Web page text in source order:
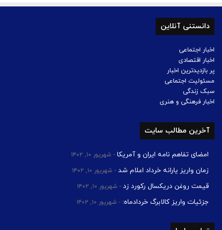
دانستنی آنلاین
اخبار اجتماعی
اخبار اقتصادی
پر بازدیدترین اخبار
مسئولیت اجتماعی
سبک زندگی
اخبار فرهنگی و هنری
آخرین مطالب سایت
امضای تفاهم نامه ایران و آمریکا شهریور ۱۰, ۱۴۰۲
زمان واریز یارانه خرداد اعلام شد شهریور ۱۰, ۱۴۰۲
قیمت روغن دریکسال رکورد زد شهریور ۱۰, ۱۴۰۲
جزئیات واریز کالابرگ خردادماه: شهریور ۱۰, ۱۴۰۲